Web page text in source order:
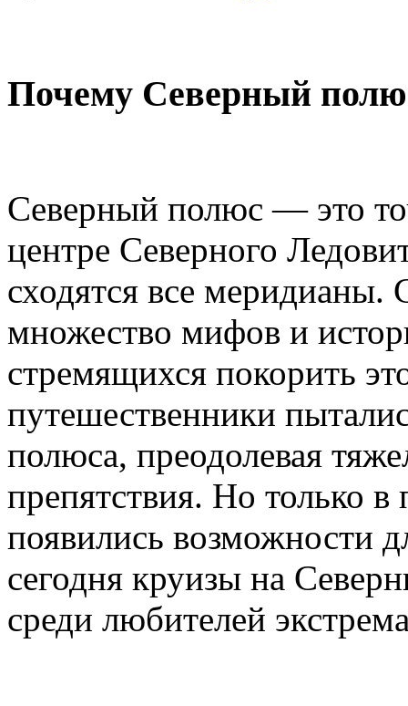
Почему Северный
Северный полюс — это
центре Северного
сходятся все меридианы.
множество мифов и
стремящихся покорить
путешественники
полюса, преодолевая
препятствия. Но только в
появились возможности
сегодня круизы на
среди любителей